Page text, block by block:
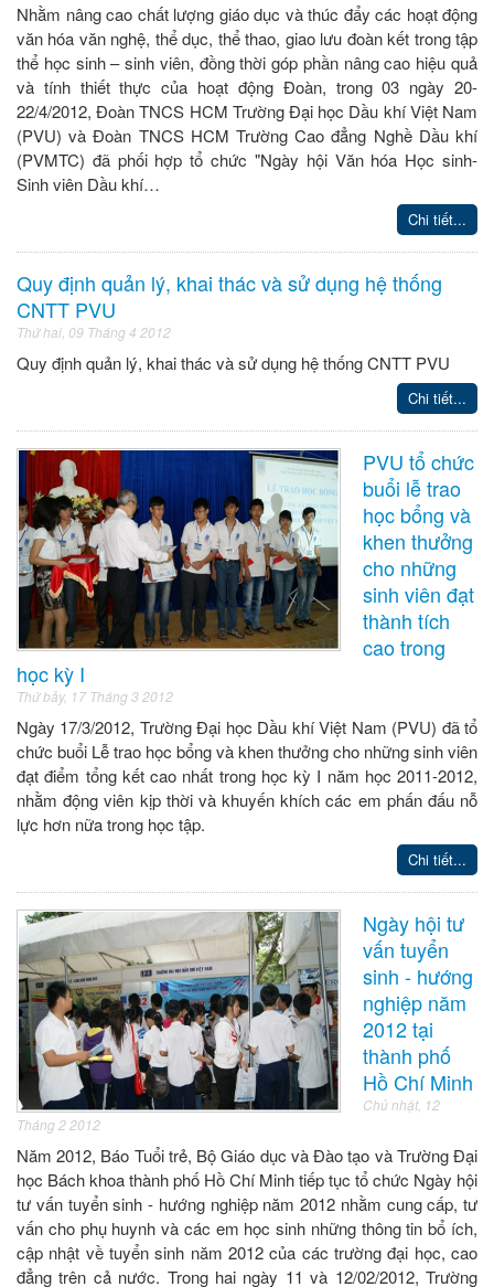
Nhằm nâng cao chất lượng giáo dục và thúc đẩy các hoạt động
văn hóa văn nghệ, thể dục, thể thao, giao lưu đoàn kết trong tập
thể học sinh – sinh viên, đồng thời góp phần nâng cao hiệu quả
và tính thiết thực của hoạt động Đoàn, trong 03 ngày 20-
22/4/2012, Đoàn TNCS HCM Trường Đại học Dầu khí Việt Nam
(PVU) và Đoàn TNCS HCM Trường Cao đẳng Nghề Dầu khí
(PVMTC) đã phối hợp tổ chức "Ngày hội Văn hóa Học sinh-
Sinh viên Dầu khí…
Chi tiết...
Quy định quản lý, khai thác và sử dụng hệ thống
CNTT PVU
Thứ hai, 09 Tháng 4 2012
Quy định quản lý, khai thác và sử dụng hệ thống CNTT PVU
Chi tiết...
PVU tổ chức
buổi lễ trao
học bổng và
khen thưởng
cho những
sinh viên đạt
thành tích
cao trong
học kỳ I
Thứ bảy, 17 Tháng 3 2012
Ngày 17/3/2012, Trường Đại học Dầu khí Việt Nam (PVU) đã tổ
chức buổi Lễ trao học bổng và khen thưởng cho những sinh viên
đạt điểm tổng kết cao nhất trong học kỳ I năm học 2011-2012,
nhằm động viên kịp thời và khuyến khích các em phấn đấu nỗ
lực hơn nữa trong học tập.
Chi tiết...
Ngày hội tư
vấn tuyển
sinh - hướng
nghiệp năm
2012 tại
thành phố
Hồ Chí Minh
Chủ nhật, 12
Tháng 2 2012
Năm 2012, Báo Tuổi trẻ, Bộ Giáo dục và Đào tạo và Trường Đại
học Bách khoa thành phố Hồ Chí Minh tiếp tục tổ chức Ngày hội
tư vấn tuyển sinh - hướng nghiệp năm 2012 nhằm cung cấp, tư
vấn cho phụ huynh và các em học sinh những thông tin bổ ích,
cập nhật về tuyển sinh năm 2012 của các trường đại học, cao
đẳng trên cả nước. Trong hai ngày 11 và 12/02/2012, Trường